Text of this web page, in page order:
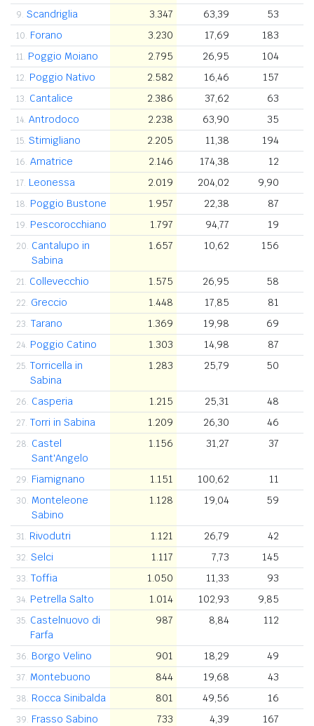
9. Scandriglia 3.347 63,39 53
10. Forano 3.230 17,69 183
11. Poggio Moiano 2.795 26,95 104
12. Poggio Nativo 2.582 16,46 157
13. Cantalice 2.386 37,62 63
14. Antrodoco 2.238 63,90 35
15. Stimigliano 2.205 11,38 194
16. Amatrice 2.146 174,38 12
17. Leonessa 2.019 204,02 9,90
18. Poggio Bustone 1.957 22,38 87
19. Pescorocchiano 1.797 94,77 19
20. Cantalupo in
Sabina
1.657 10,62 156
21. Collevecchio 1.575 26,95 58
22. Greccio 1.448 17,85 81
23. Tarano 1.369 19,98 69
24. Poggio Catino 1.303 14,98 87
25. Torricella in
Sabina
1.283 25,79 50
26. Casperia 1.215 25,31 48
27. Torri in Sabina 1.209 26,30 46
28. Castel
Sant'Angelo
1.156 31,27 37
29. Fiamignano 1.151 100,62 11
30. Monteleone
Sabino
1.128 19,04 59
31. Rivodutri 1.121 26,79 42
32. Selci 1.117 7,73 145
33. Toffia 1.050 11,33 93
34. Petrella Salto 1.014 102,93 9,85
35. Castelnuovo di
Farfa
987 8,84 112
36. Borgo Velino 901 18,29 49
37. Montebuono 844 19,68 43
38. Rocca Sinibalda 801 49,56 16
39. Frasso Sabino 733 4,39 167